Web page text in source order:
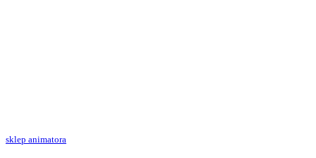
sklep animatora